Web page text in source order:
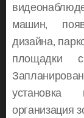
машин,
дизайна,
площадки
установка
организация